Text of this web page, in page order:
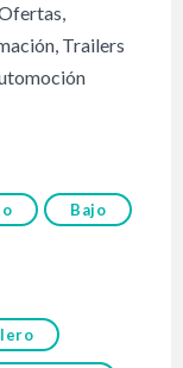
,
, Trailers
Bajo